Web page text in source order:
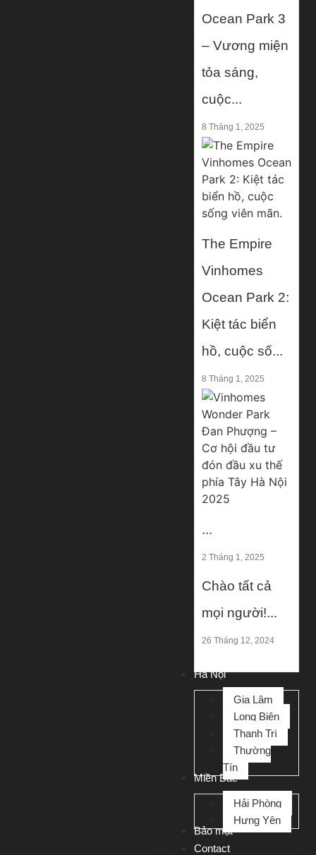
Ocean Park 3
– Vương miện
tỏa sáng,
cuộc...
8 Tháng 1, 2025
The Empire
Vinhomes
Ocean Park 2:
Kiệt tác biển
hồ, cuộc số...
8 Tháng 1, 2025
...
2 Tháng 1, 2025
Chào tất cả
mọi người!...
26 Tháng 12, 2024
Hà Nội
Gia Lâm
Long Biên
Thanh Trì
Thường
Tín
Miền Bắc
Hải Phòng
Hưng Yên
Bảo mật
Contact